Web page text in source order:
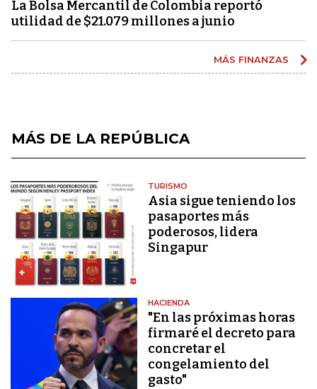
La Bolsa Mercantil de Colombia reportó
utilidad de $21.079 millones a junio
MÁS FINANZAS
MÁS DE LA REPÚBLICA
TURISMO
Asia sigue teniendo los
pasaportes más
poderosos, lidera
Singapur
HACIENDA
"En las próximas horas
firmaré el decreto para
concretar el
congelamiento del
gasto"